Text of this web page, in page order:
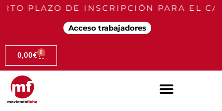
PLAZO DE INSCRIPCIÓN PARA EL
Acceso trabajadores
0,00€ 0